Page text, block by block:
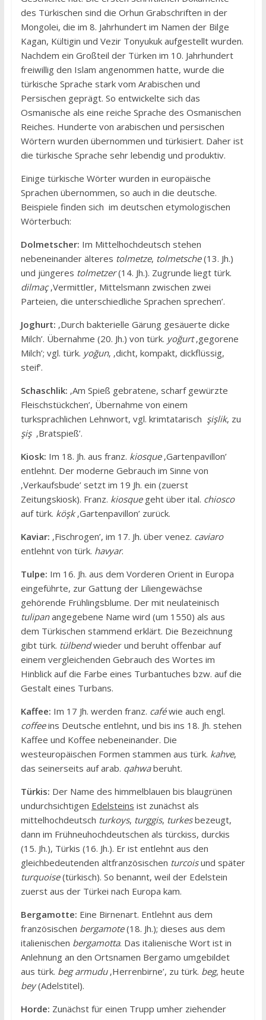
des Türkischen sind die Orhun Grabschriften in der
Mongolei, die im 8. Jahrhundert im Namen der Bilge
Kagan, Kültigin und Vezir Tonyukuk aufgestellt wurden.
Nachdem ein Großteil der Türken im 10. Jahrhundert
freiwillig den Islam angenommen hatte, wurde die
türkische Sprache stark vom Arabischen und
Persischen geprägt. So entwickelte sich das
Osmanische als eine reiche Sprache des Osmanischen
Reiches. Hunderte von arabischen und persischen
Wörtern wurden übernommen und türkisiert. Daher ist
die türkische Sprache sehr lebendig und produktiv.
Einige türkische Wörter wurden in europäische
Sprachen übernommen, so auch in die deutsche.
Beispiele finden sich im deutschen etymologischen
Wörterbuch:
Dolmetscher: Im Mittelhochdeutsch stehen
nebeneinander älteres tolmetze, tolmetsche(13. Jh.)
und jüngeres tolmetzer(14. Jh.). Zugrunde liegt türk.
dilmaç‚Vermittler, Mittelsmann zwischen zwei
Parteien, die unterschiedliche Sprachen sprechen’.
Joghurt: ‚Durch bakterielle Gärung gesäuerte dicke
Milch’. Übernahme (20. Jh.) von türk. yoğurt‚gegorene
Milch’; vgl. türk. yoğun‚ ‚dicht, kompakt, dickflüssig,
steif’.
Schaschlik: ‚Am Spieß gebratene, scharf gewürzte
Fleischstückchen’, Übernahme von einem
turksprachlichen Lehnwort, vgl. krimtatarisch şişlik, zu
şiş‚Bratspieß’.
Kiosk: Im 18. Jh. aus franz. kiosque‚Gartenpavillon’
entlehnt. Der moderne Gebrauch im Sinne von
‚Verkaufsbude’ setzt im 19 Jh. ein (zuerst
Zeitungskiosk). Franz. kiosquegeht über ital. chiosco
auf türk. köşk‚Gartenpavillon’ zurück.
Kaviar: ‚Fischrogen’, im 17. Jh. über venez. caviaro
entlehnt von türk. havyar.
Tulpe: Im 16. Jh. aus dem Vorderen Orient in Europa
eingeführte, zur Gattung der Liliengewächse
gehörende Frühlingsblume. Der mit neulateinisch
tulipanangegebene Name wird (um 1550) als aus
dem Türkischen stammend erklärt. Die Bezeichnung
gibt türk. tülbendwieder und beruht offenbar auf
einem vergleichenden Gebrauch des Wortes im
Hinblick auf die Farbe eines Turbantuches bzw. auf die
Gestalt eines Turbans.
Kaffee: Im 17 Jh. werden franz. caféwie auch engl.
coffeeins Deutsche entlehnt, und bis ins 18. Jh. stehen
Kaffee und Koffee nebeneinander. Die
westeuropäischen Formen stammen aus türk. kahve,
das seinerseits auf arab. qahwaberuht.
Türkis: Der Name des himmelblauen bis blaugrünen
undurchsichtigen Edelsteins ist zunächst als
mittelhochdeutsch turkoys, turggis, turkesbezeugt,
dann im Frühneuhochdeutschen als türckiss, durckis
(15. Jh.), Türkis (16. Jh.). Er ist entlehnt aus den
gleichbedeutenden altfranzösischen turcoisund später
turquoise(türkisch). So benannt, weil der Edelstein
zuerst aus der Türkei nach Europa kam.
Bergamotte: Eine Birnenart. Entlehnt aus dem
französischen bergamote(18. Jh.); dieses aus dem
italienischen bergamotta. Das italienische Wort ist in
Anlehnung an den Ortsnamen Bergamo umgebildet
aus türk. beg armudu‚Herrenbirne’, zu türk. beg, heute
bey(Adelstitel).
Horde: Zunächst für einen Trupp umher ziehender